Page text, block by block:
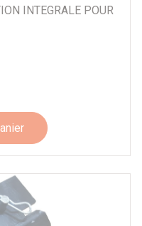
INTEGRALE POUR